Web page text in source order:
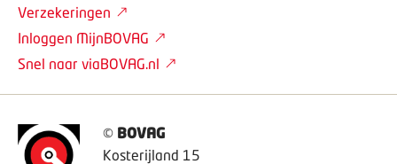
© BOVAG
Kosterijland 15
Verzekeringen
Inloggen MijnBOVAG
Snel naar viaBOVAG.nl